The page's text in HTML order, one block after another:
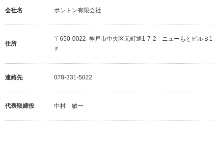
会社名 ボントン有限会社
住所
〒650-0022 神戸市中央区元町通1-7-2 ニューもとビルＢ1
Ｆ
連絡先 078-331-5022
代表取締役 中村 敏一